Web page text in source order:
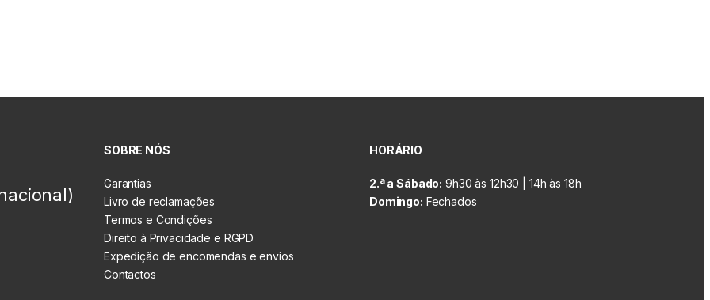
SOBRE NÓS
Garantias
Livro de reclamações
Termos e Condições
Direito à Privacidade e RGPD
Expedição de encomendas e envios
Contactos
HORÁRIO
2.ª a Sábado: 9h30 às 12h30 | 14h às 18h
Domingo: Fechados